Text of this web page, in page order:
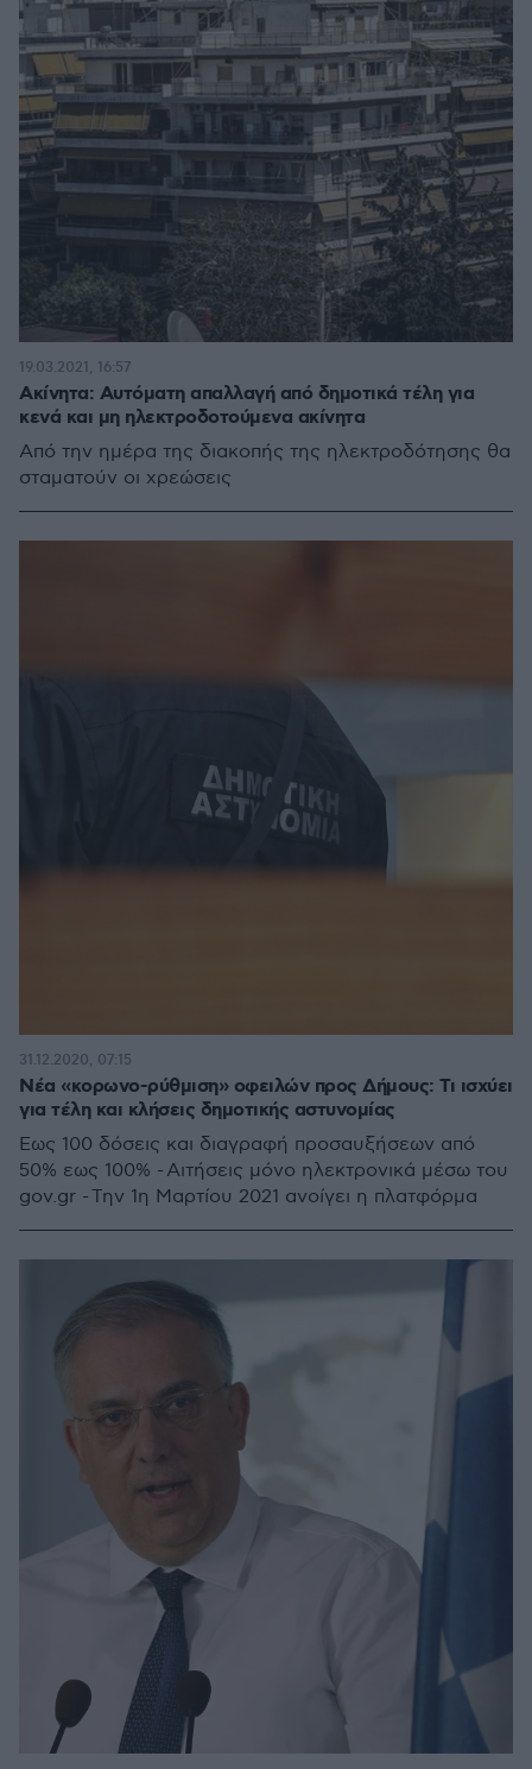
Ακίνητα: Αυτόματη απαλλαγή από δημοτικά τέλη για
κενά και μη ηλεκτροδοτούμενα ακίνητα
Από την ημέρα της διακοπής της ηλεκτροδότησης θα
σταματούν οι χρεώσεις
19.03.2021, 16:57
Νέα «κορωνο-ρύθμιση» οφειλών προς Δήμους: Τι ισχύει
για τέλη και κλήσεις δημοτικής αστυνομίας
Εως 100 δόσεις και διαγραφή προσαυξήσεων από
50% εως 100% - Αιτήσεις μόνο ηλεκτρονικά μέσω του
gov.gr - Την 1η Μαρτίου 2021 ανοίγει η πλατφόρμα
31.12.2020, 07:15